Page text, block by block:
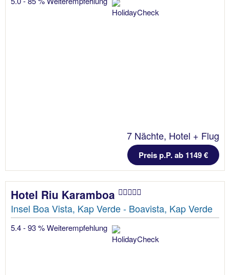
7 Nächte, Hotel + Flug
Preis p.P. ab 1149 €
Hotel Riu Karamboa
Insel Boa Vista, Kap Verde - Boavista, Kap Verde
5.4 - 93 % Weiterempfehlung